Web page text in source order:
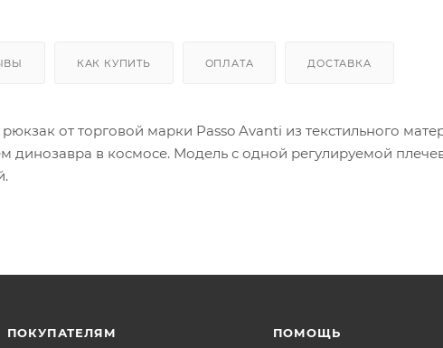
КАК КУПИТЬ ОПЛАТА ДОСТАВКА
от торговой марки Passo Avanti из текстильного
динозавра в космосе. Модель с одной регулируемой
ПОКУПАТЕЛЯМ ПОМОЩЬ